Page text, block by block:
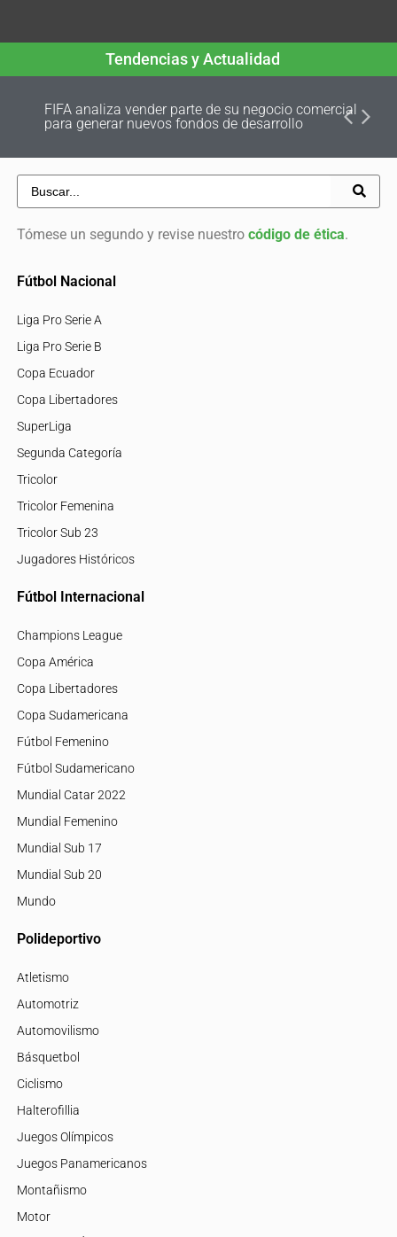
Tendencias y Actualidad
FIFA analiza vender parte de su negocio comercial
para generar nuevos fondos de desarrollo
Tómese un segundo y revise nuestro código de ética.
Fútbol Nacional
Liga Pro Serie A
Liga Pro Serie B
Copa Ecuador
Copa Libertadores
SuperLiga
Segunda Categoría
Tricolor
Tricolor Femenina
Tricolor Sub 23
Jugadores Históricos
Fútbol Internacional
Champions League
Copa América
Copa Libertadores
Copa Sudamericana
Fútbol Femenino
Fútbol Sudamericano
Mundial Catar 2022
Mundial Femenino
Mundial Sub 17
Mundial Sub 20
Mundo
Polideportivo
Atletismo
Automotriz
Automovilismo
Básquetbol
Ciclismo
Halterofillia
Juegos Olímpicos
Juegos Panamericanos
Montañismo
Motor